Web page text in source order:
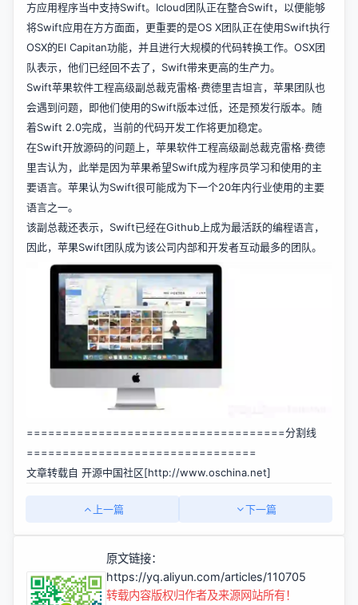
方应用程序当中支持Swift。Icloud团队正在整合Swift，以便能够
将Swift应用在方方面面，更重要的是OS X团队正在使用Swift执行
OSX的El Capitan功能，并且进行大规模的代码转换工作。OSX团
队表示，他们已经回不去了，Swift带来更高的生产力。
Swift苹果软件工程高级副总裁克雷格·费德里吉坦言，苹果团队也
会遇到问题，即他们使用的Swift版本过低，还是预发行版本。随
着Swift 2.0完成，当前的代码开发工作将更加稳定。
在Swift开放源码的问题上，苹果软件工程高级副总裁克雷格·费德
里吉认为，此举是因为苹果希望Swift成为程序员学习和使用的主
要语言。苹果认为Swift很可能成为下一个20年内行业使用的主要
语言之一。
该副总裁还表示，Swift已经在Github上成为最活跃的编程语言，
因此，苹果Swift团队成为该公司内部和开发者互动最多的团队。
====================================分割线
================================
文章转载自 开源中国社区[http://www.oschina.net]
上一篇 下一篇
原文链接：
https://yq.aliyun.com/articles/110705
转载内容版权归作者及来源网站所有！